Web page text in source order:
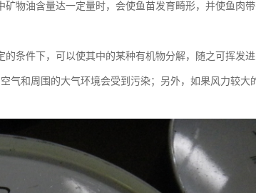
物油含量达一定量时，会使鱼苗发育畸形，并使鱼肉
条件下，可以使其中的某种有机物分解，随之可挥发
气和周围的大气环境会受到污染；另外，如果风力较大